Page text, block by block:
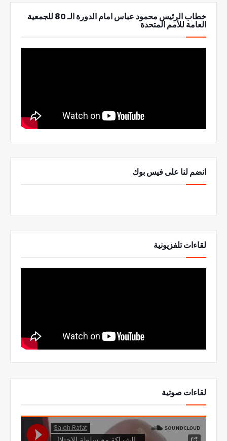
خطاب الرئيس محمود عباس امام الدورة الـ 80 للجمعية
العامة للأمم المتحدة
انضم لنا على فيس بوك
لقاءات تلفزيونية
لقاءات صوتية